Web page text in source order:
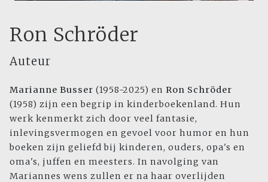
Ron Schröder
Auteur
Marianne Busser (1958-2025) en Ron Schröder
(1958) zijn een begrip in kinderboekenland. Hun
werk kenmerkt zich door veel fantasie,
inlevingsvermogen en gevoel voor humor en hun
boeken zijn geliefd bij kinderen, ouders, opa's en
oma's, juffen en meesters. In navolging van
Mariannes wens zullen er na haar overlijden